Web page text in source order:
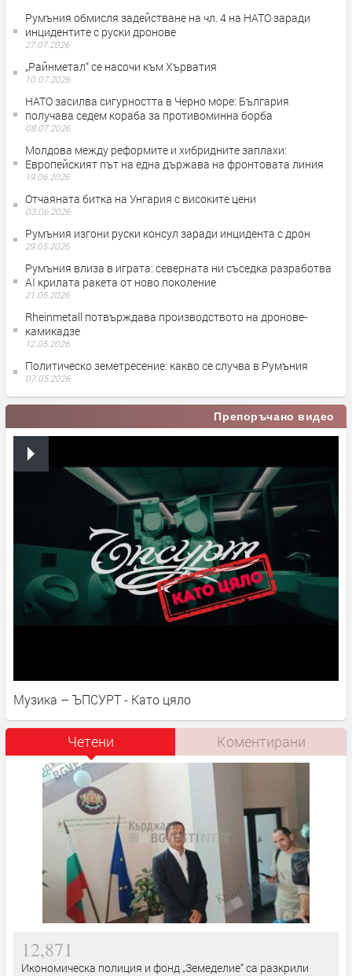
Румъния обмисля задействане на чл. 4 на НАТО заради
инцидентите с руски дронове
27.07.2026
„Райнметал“ се насочи към Хърватия
10.07.2026
НАТО засилва сигурността в Черно море: България
получава седем кораба за противоминна борба
08.07.2026
Молдова между реформите и хибридните заплахи:
Европейският път на една държава на фронтовата линия
19.06.2026
Отчаяната битка на Унгария с високите цени
03.06.2026
Румъния изгони руски консул заради инцидента с дрон
29.05.2026
Румъния влиза в играта: северната ни съседка разработва
AI крилата ракета от ново поколение
21.05.2026
Rheinmetall потвърждава производството на дронове-
камикадзе
12.05.2026
Политическо земетресение: какво се случва в Румъния
07.05.2026
Препоръчано видео
Музика – ЪПСУРТ - Като цяло
Четени Коментирани
12,871
Икономическа полиция и фонд „Земеделие“ са разкрили